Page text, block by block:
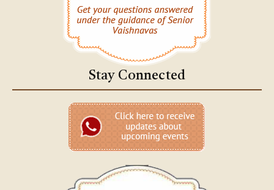
Stay Connected